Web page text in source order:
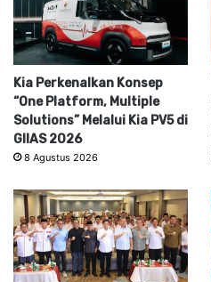
Kia Perkenalkan Konsep
“One Platform, Multiple
Solutions” Melalui Kia PV5 di
GIIAS 2026
8 Agustus 2026